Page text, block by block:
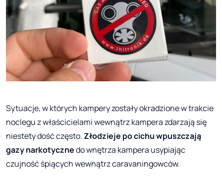
Sytuacje, w których kampery zostały okradzione w trakcie
noclegu z właścicielami wewnątrz kampera zdarzają się
niestety dość często. Złodzieje po cichu wpuszczają
gazy narkotycznedo wnętrza kampera usypiając
czujność śpiących wewnątrz caravaningowców.